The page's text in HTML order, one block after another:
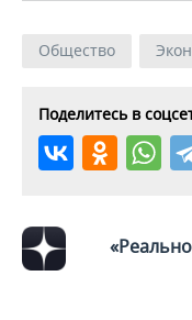
Общество
Поделитесь в